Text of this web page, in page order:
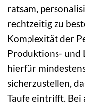
ratsam,
rechtzeitig zu
Komplexität der
Produktions- und
hierfür
sicherzustellen,
Taufe eintrifft.